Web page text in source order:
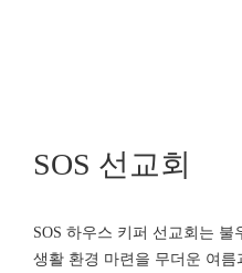
SOS 선교회
SOS 하우스 키퍼 선교회는
생활 환경 마련을 무더운 여름